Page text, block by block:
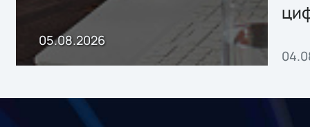
05.08.2026